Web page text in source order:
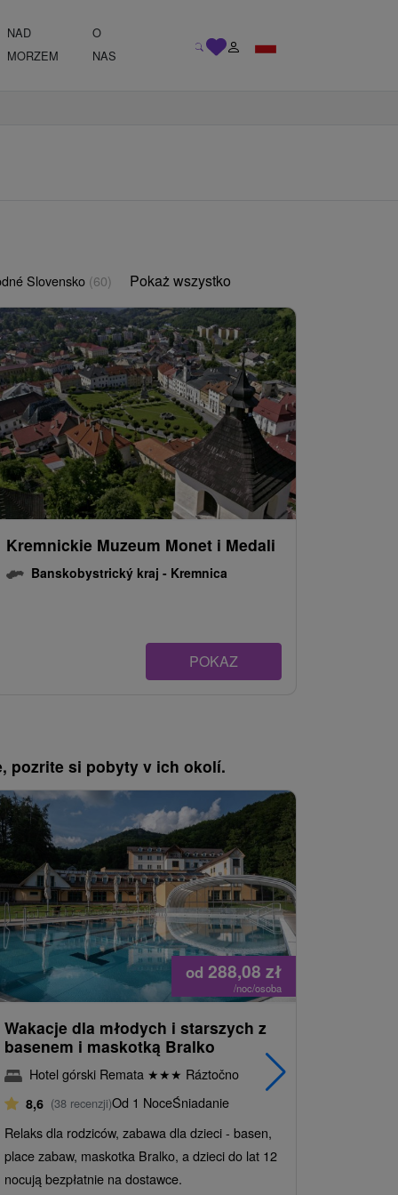
NAD
MORZEM
O
NAS
Slovensko (60) Pokaż wszystko
Kremnickie Muzeum Monet i Medali
Banskobystrický kraj - Kremnica
POKAZ
pozrite si pobyty v ich okolí.
od 288,08 zł
/noc/osoba
Wakacje dla młodych i starszych z
basenem i maskotką Bralko
Hotel górski Remata ★★★ Ráztočno
8,6 (38 recenzji)Od 1 NoceŚniadanie
Relaks dla rodziców, zabawa dla dzieci - basen,
place zabaw, maskotka Bralko, a dzieci do lat 12
nocują bezpłatnie na dostawce.